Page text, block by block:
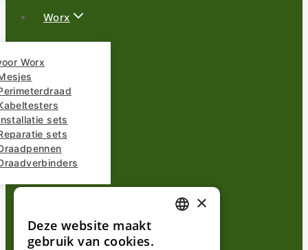
Worx
Worx
sets
sets
×
Deze website maakt
gebruik van cookies.